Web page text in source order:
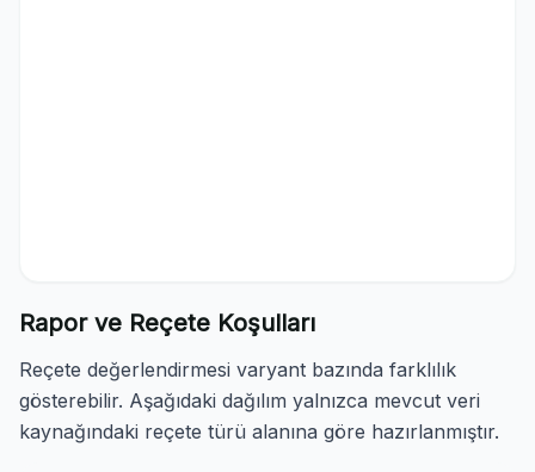
Rapor ve Reçete Koşulları
Reçete değerlendirmesi varyant bazında farklılık
gösterebilir. Aşağıdaki dağılım yalnızca mevcut veri
kaynağındaki reçete türü alanına göre hazırlanmıştır.